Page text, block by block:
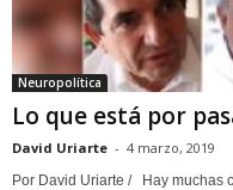
Neuropolítica
Lo que está por
David Uriarte - 4 marzo, 2019
Por David Uriarte / Hay muchas